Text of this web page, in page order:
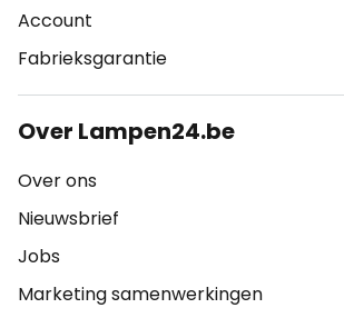
Account
Fabrieksgarantie
Over Lampen24.be
Over ons
Nieuwsbrief
Jobs
Marketing samenwerkingen